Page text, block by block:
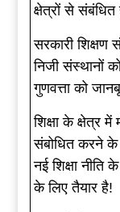
क्षेत्रों से संबंधित
सरकारी शिक्षण
निजी संस्थानों
गुणवत्ता को
शिक्षा के क्षेत्र
संबोधित करने के
नई शिक्षा
के लिए तैयार है!